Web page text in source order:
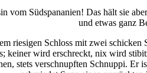
vom Südspananien! Das hält sie
und etwas ganz
riesigen Schloss mit zwei
wird erschreckt, nix wird
stets verschnupften Schnuppi.